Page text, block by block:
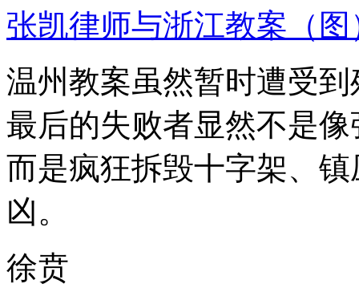
张凯律师与浙江教案（图
温州教案虽然暂时遭受
最后的失败者显然不是
而是疯狂拆毁十字架、
凶。
徐贲